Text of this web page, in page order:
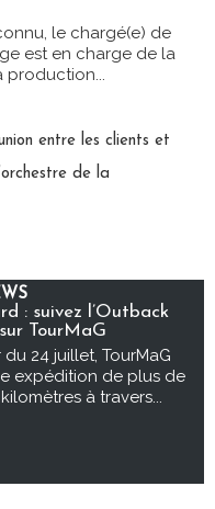
le chargé(e) de
est en charge de la
production...
entre les clients et
de la
: suivez l’Outback
TourMaG
24 juillet, TourMaG
expédition de plus de
à travers...